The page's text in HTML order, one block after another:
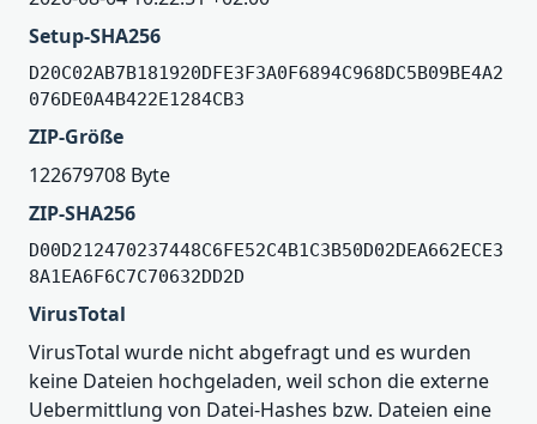
Setup-SHA256
D20C02AB7B181920DFE3F3A0F6894C968DC5B09BE4A2
076DE0A4B422E1284CB3
ZIP-Größe
122679708 Byte
ZIP-SHA256
D00D212470237448C6FE52C4B1C3B50D02DEA662ECE3
8A1EA6F6C7C70632DD2D
VirusTotal
VirusTotal wurde nicht abgefragt und es wurden
keine Dateien hochgeladen, weil schon die externe
Uebermittlung von Datei-Hashes bzw. Dateien eine